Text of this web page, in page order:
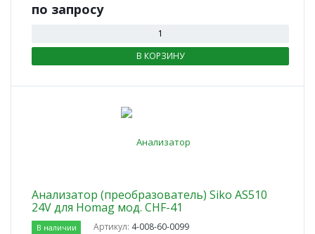
по запросу
В КОРЗИНУ
Анализатор (преобразователь) Siko AS510
24V для Homag мод. CHF-41
В наличии Артикул: 4-008-60-0099